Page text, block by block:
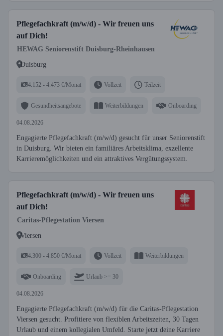
Pflegefachkraft (m/w/d) - Wir freuen uns
auf Dich!
HEWAG Seniorenstift Duisburg-Rheinhausen
Duisburg
4.152 - 4.473 €/Monat Vollzeit Teilzeit
Gesundheitsangebote Weiterbildungen Onboarding
04.08.2026
Engagierte Pflegefachkraft (m/w/d) gesucht für unser Seniorenstift
in Duisburg. Wir bieten ein familiäres Arbeitsklima, exzellente
Karrieremöglichkeiten und ein attraktives Vergütungssystem.
Pflegefachkraft (m/w/d) - Wir freuen uns
auf Dich!
Caritas-Pflegestation Viersen
Viersen
4.300 - 4.850 €/Monat Vollzeit Weiterbildungen
Onboarding Urlaub >= 30
04.08.2026
Engagierte Pflegefachkraft (m/w/d) für die Caritas-Pflegestation
Viersen gesucht. Profitiere von flexiblen Arbeitszeiten, 30 Tagen
Urlaub und einem kollegialen Umfeld. Starte jetzt deine Karriere